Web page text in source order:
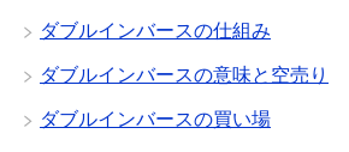
ダブルインバースの仕組み
ダブルインバースの意味と空売り
ダブルインバースの買い場